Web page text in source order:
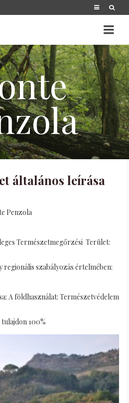
általános leírása
Penzola
Természetmegőrzési Terület:
regionális szabályozás értelmében:
A földhasználat: Természetvédelem
100%